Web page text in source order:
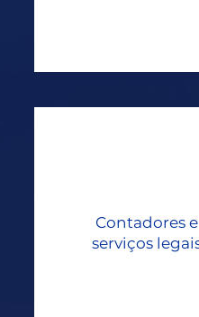
Contadores e
serviços